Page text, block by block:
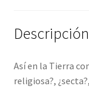
Descripción
Así en la Tierra
religiosa?,